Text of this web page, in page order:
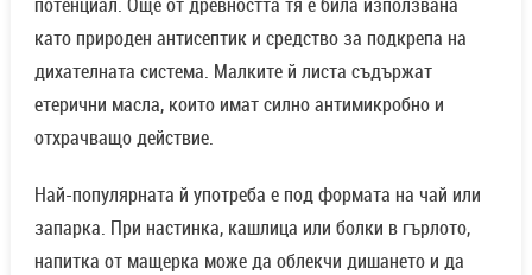
като природен антисептик и средство за подкрепа на
дихателната система. Малките й листа съдържат
етерични масла, които имат силно антимикробно и
отхрачващо действие.
Най-популярната й употреба е под формата на чай или
запарка. При настинка, кашлица или болки в гърлото,
напитка от мащерка може да облекчи дишането и да